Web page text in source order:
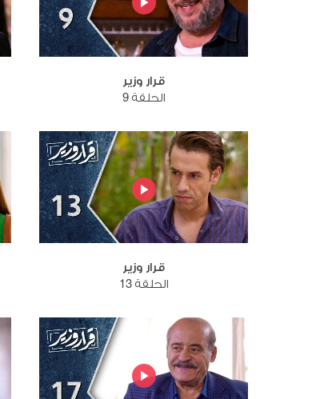
قرار وزير
الحلقة 9
قرار وزير
الحلقة 13